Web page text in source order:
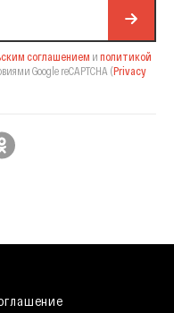
соглашением и политикой
Google reCAPTCHA (Privacy